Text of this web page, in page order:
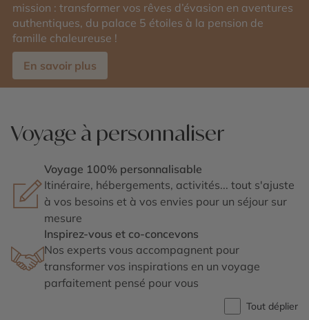
mission : transformer vos rêves d’évasion en aventures
authentiques, du palace 5 étoiles à la pension de
famille chaleureuse !
En savoir plus
Voyage à personnaliser
Voyage 100% personnalisable
Itinéraire, hébergements, activités... tout s'ajuste
à vos besoins et à vos envies pour un séjour sur
mesure
Inspirez-vous et co-concevons
Nos experts vous accompagnent pour
transformer vos inspirations en un voyage
parfaitement pensé pour vous
Tout déplier